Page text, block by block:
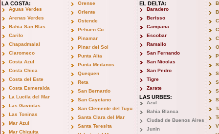
LA COSTA:
Aguas Verdes
Arenas Verdes
Bahia San Blas
Carilo
Chapadmalal
Claromeco
Costa Azul
Costa Chica
Costa del Este
Costa Esmeralda
La Lucila del Mar
Las Gaviotas
Las Toninas
Mar Azul
Mar Chiquita
Orense
Oriente
Ostende
Pehuen Co
Pinamar
Pinar del Sol
Punta Alta
Punta Medanos
Quequen
Reta
San Bernardo
San Cayetano
San Clemente del Tuyu
Santa Clara del Mar
Santa Teresita
EL DELTA:
Baradero
Berisso
Campana
Escobar
Ramallo
San Fernando
San Nicolas
San Pedro
Tigre
Zarate
LAS URBES:
Azul
Bahia Blanca
Ciudad de Buenos Aires
Junin